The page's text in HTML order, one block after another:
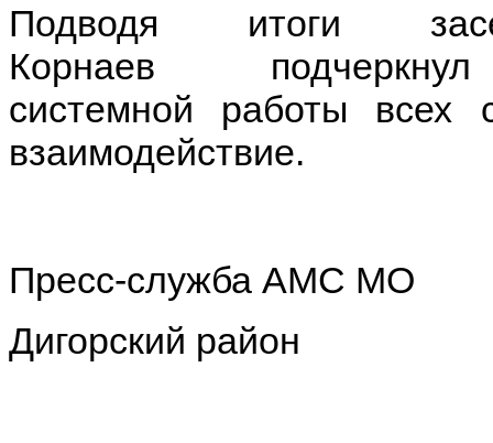
Подводя итоги
Корнаев подчеркнул
системной работы всех
взаимодействие.
Пресс-служба АМС МО
Дигорский район